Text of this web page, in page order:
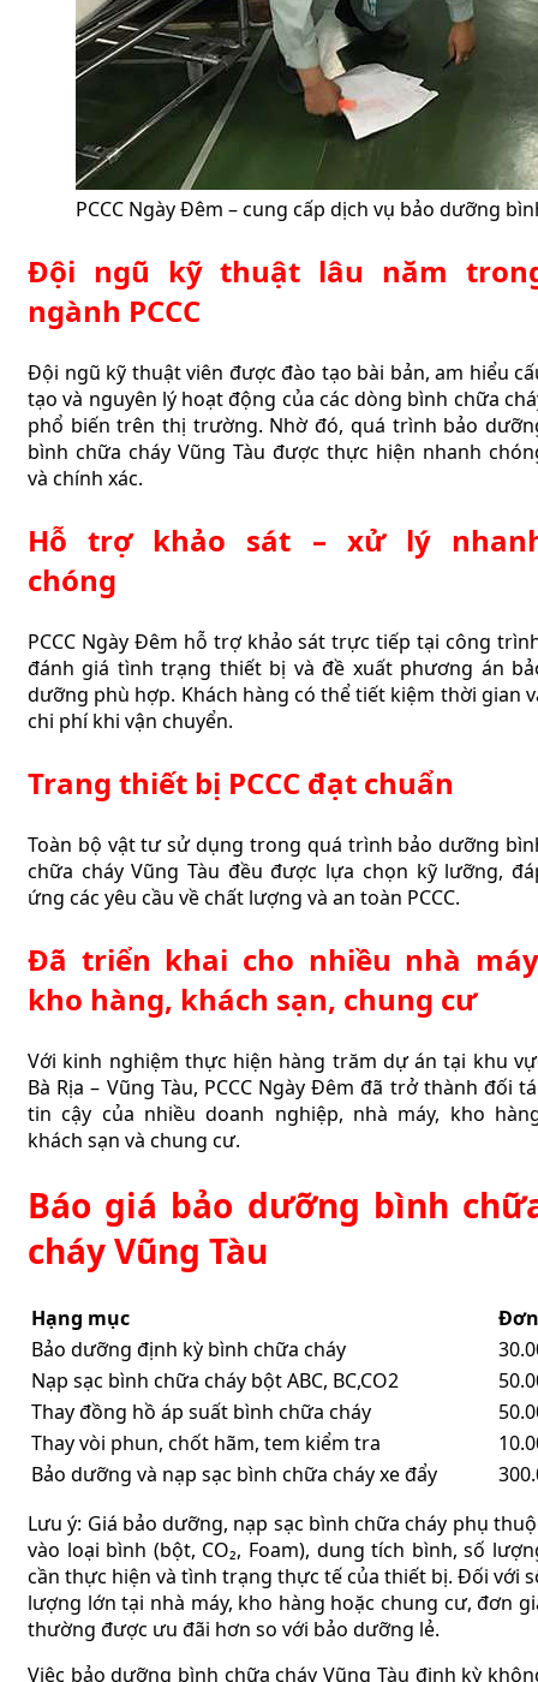
PCCC Ngày Đêm – cung cấp dịch vụ bảo dưỡng
Đội ngũ kỹ thuật lâu năm
ngành PCCC
Đội ngũ kỹ thuật viên được đào tạo bài bản, am hiểu
tạo và nguyên lý hoạt động của các dòng bình chữa
phổ biến trên thị trường. Nhờ đó, quá trình bảo
bình chữa cháy Vũng Tàu được thực hiện nhanh
và chính xác.
Hỗ trợ khảo sát – xử lý
chóng
PCCC Ngày Đêm hỗ trợ khảo sát trực tiếp tại công
đánh giá tình trạng thiết bị và đề xuất phương án
dưỡng phù hợp. Khách hàng có thể tiết kiệm thời gian
chi phí khi vận chuyển.
Trang thiết bị PCCC đạt chuẩn
Toàn bộ vật tư sử dụng trong quá trình bảo dưỡng
chữa cháy Vũng Tàu đều được lựa chọn kỹ lưỡng,
ứng các yêu cầu về chất lượng và an toàn PCCC.
Đã triển khai cho nhiều nhà
kho hàng, khách sạn, chung cư
Với kinh nghiệm thực hiện hàng trăm dự án tại khu
Bà Rịa – Vũng Tàu, PCCC Ngày Đêm đã trở thành đối
tin cậy của nhiều doanh nghiệp, nhà máy, kho
khách sạn và chung cư.
Báo giá bảo dưỡng bình
cháy Vũng Tàu
Hạng mục
Bảo dưỡng định kỳ bình chữa cháy
Nạp sạc bình chữa cháy bột ABC, BC,CO2
Thay đồng hồ áp suất bình chữa cháy
Thay vòi phun, chốt hãm, tem kiểm tra
Bảo dưỡng và nạp sạc bình chữa cháy xe đẩy
Lưu ý: Giá bảo dưỡng, nạp sạc bình chữa cháy phụ
vào loại bình (bột, CO₂, Foam), dung tích bình, số
cần thực hiện và tình trạng thực tế của thiết bị. Đối với
lượng lớn tại nhà máy, kho hàng hoặc chung cư, đơn
thường được ưu đãi hơn so với bảo dưỡng lẻ.
Việc bảo dưỡng bình chữa cháy Vũng Tàu định kỳ